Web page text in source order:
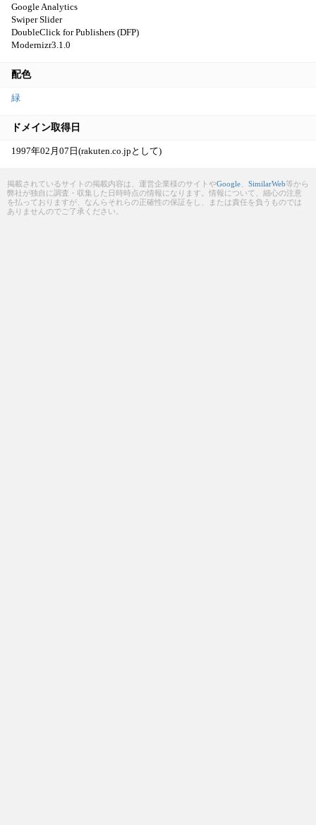
Google Analytics
Swiper Slider
DoubleClick for Publishers (DFP)
Modernizr3.1.0
配色
緑
ドメイン取得日
1997年02月07日(rakuten.co.jpとして)
掲載されているサイトの掲載内容は、運営企業様のサイトやGoogle SimilarWeb等から
弊社が独自に調査・収集した日時時点の情報になります。情報について、細心の注意
を払っておりますが、なんらそれらの正確性の保証をし、または責任を負うものでは
ありませんのでご了承ください。